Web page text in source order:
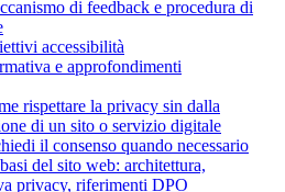
di feedback e procedura di
accessibilità
e approfondimenti
rispettare la privacy sin dalla
di un sito o servizio digitale
il consenso quando necessario
del sito web: architettura,
privacy, riferimenti DPO